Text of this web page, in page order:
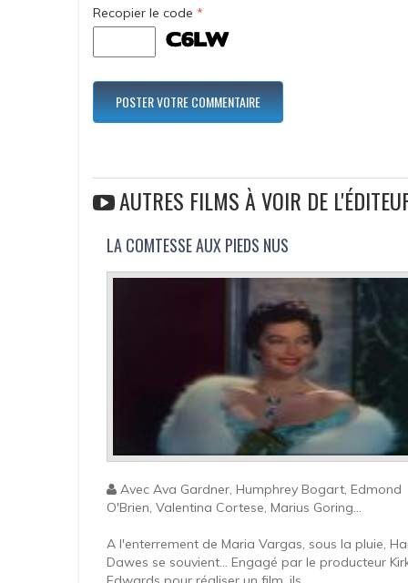
Recopier le code *
AUTRES FILMS À VOIR DE
LA COMTESSE AUX PIEDS NUS
Avec Ava Gardner, Humphrey Bogart, Edmond
O'Brien, Valentina Cortese, Marius Goring...
A l'enterrement de Maria Vargas, sous la pluie,
Dawes se souvient... Engagé par le producteur